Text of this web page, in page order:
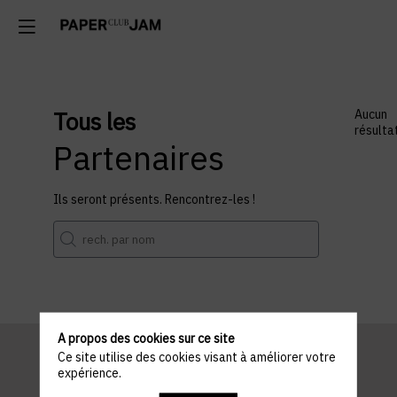
Tous les
Partenaires
Ils seront présents. Rencontrez-les !
Aucun
A propos des cookies sur ce site
Ce site utilise des cookies visant à améliorer votre
expérience.